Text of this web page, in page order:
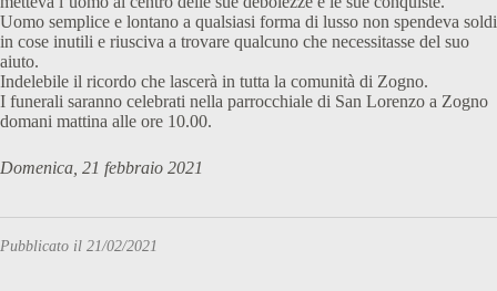
Uomo semplice e lontano a qualsiasi forma di lusso non spendeva soldi
in cose inutili e riusciva a trovare qualcuno che necessitasse del suo
aiuto.
Indelebile il ricordo che lascerà in tutta la comunità di Zogno.
I funerali saranno celebrati nella parrocchiale di San Lorenzo a Zogno
domani mattina alle ore 10.00.
Domenica, 21 febbraio 2021
Pubblicato il 21/02/2021